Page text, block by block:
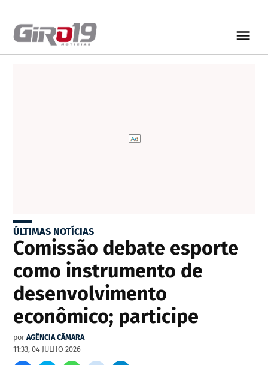
ÚLTIMAS NOTÍCIAS
Comissão debate esporte
como instrumento de
desenvolvimento
econômico; participe
por AGÊNCIA CÂMARA
11:33, 04 JULHO 2026